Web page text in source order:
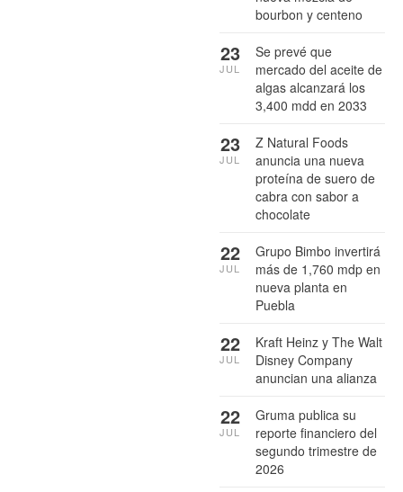
bourbon y centeno
Se prevé que
mercado del aceite de
algas alcanzará los
3,400 mdd en 2033
23
JUL
Z Natural Foods
anuncia una nueva
proteína de suero de
cabra con sabor a
chocolate
23
JUL
Grupo Bimbo invertirá
más de 1,760 mdp en
nueva planta en
Puebla
22
JUL
Kraft Heinz y The Walt
Disney Company
anuncian una alianza
22
JUL
Gruma publica su
reporte financiero del
segundo trimestre de
2026
22
JUL